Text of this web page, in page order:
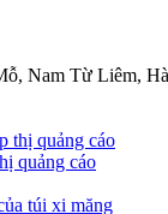
Nam Từ Liêm,
quảng cáo